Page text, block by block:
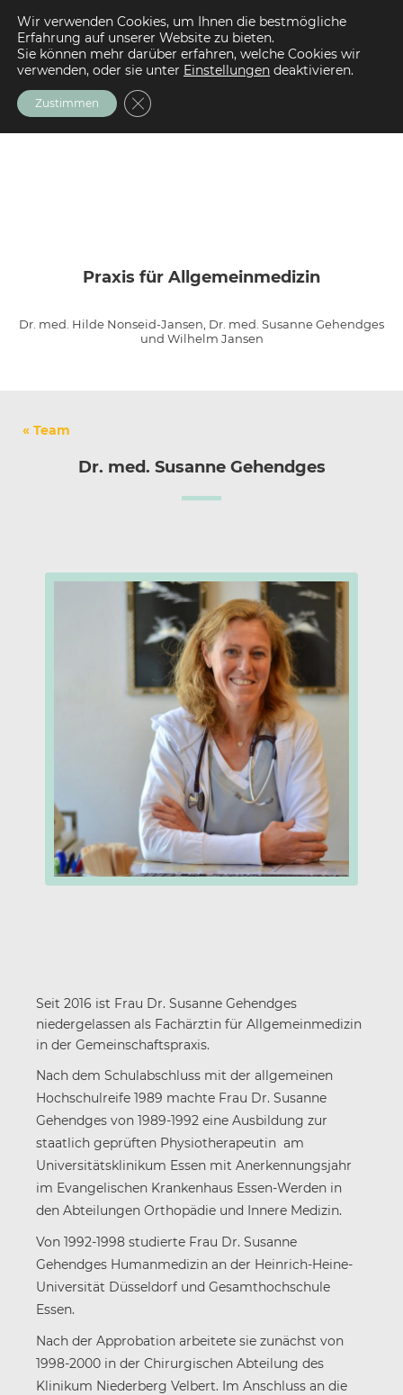
Praxis für Allgemeinmedizin
Dr. med. Hilde Nonseid-Jansen, Dr. med. Susanne Gehendges
und Wilhelm Jansen
« Team
Dr. med. Susanne Gehendges
Seit 2016 ist Frau Dr. Susanne Gehendges
niedergelassen als Fachärztin für Allgemeinmedizin
in der Gemeinschaftspraxis.
Nach dem Schulabschluss mit der allgemeinen
Hochschulreife 1989 machte Frau Dr. Susanne
Gehendges von 1989-1992 eine Ausbildung zur
staatlich geprüften Physiotherapeutin am
Universitätsklinikum Essen mit Anerkennungsjahr
im Evangelischen Krankenhaus Essen-Werden in
den Abteilungen Orthopädie und Innere Medizin.
Von 1992-1998 studierte Frau Dr. Susanne
Gehendges Humanmedizin an der Heinrich-Heine-
Universität Düsseldorf und Gesamthochschule
Essen.
Nach der Approbation arbeitete sie zunächst von
1998-2000 in der Chirurgischen Abteilung des
Klinikum Niederberg Velbert. Im Anschluss an die
Wir verwenden Cookies, um Ihnen die bestmögliche
Erfahrung auf unserer Website zu bieten.
Sie können mehr darüber erfahren, welche Cookies wir
verwenden, oder sie unter Einstellungen deaktivieren.
Zustimmen GDPR Cookie-Banner schließen